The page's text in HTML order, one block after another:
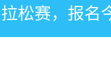
松赛，报名